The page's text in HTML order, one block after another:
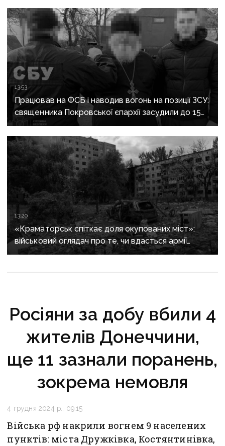
13:53
Працював на ФСБ і наводив вогонь на позиції ЗСУ:
священника Покровської єпархії засудили до 15
років
13:20
«Краматорськ спіткає доля окупованих міст»:
військовий оглядач про те, чи вдасться армії
рф захопити останню агломерацію Донеччини до
Росіяни за добу вбили 4
жителів Донеччини,
ще 11 зазнали поранень,
зокрема немовля
4 грудня 2024 р., 09:15
Війська рф накрили вогнем 9 населених
пунктів: міста Дружківка, Костянтинівка,